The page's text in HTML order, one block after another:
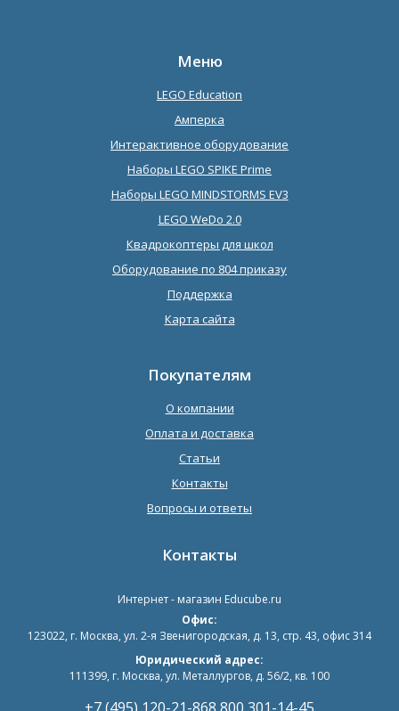
Меню
LEGO Education
Амперка
Интерактивное оборудование
Наборы LEGO SPIKE Prime
Наборы LEGO MINDSTORMS EV3
LEGO WeDo 2.0
Квадрокоптеры для школ
Оборудование по 804 приказу
Поддержка
Карта сайта
Покупателям
О компании
Оплата и доставка
Статьи
Контакты
Вопросы и ответы
Контакты
Интернет - магазин Educube.ru
Офис:
123022, г. Москва, ул. 2-я Звенигородская, д. 13, стр. 43, офис 314
Юридический адрес:
111399, г. Москва, ул. Металлургов, д. 56/2, кв. 100